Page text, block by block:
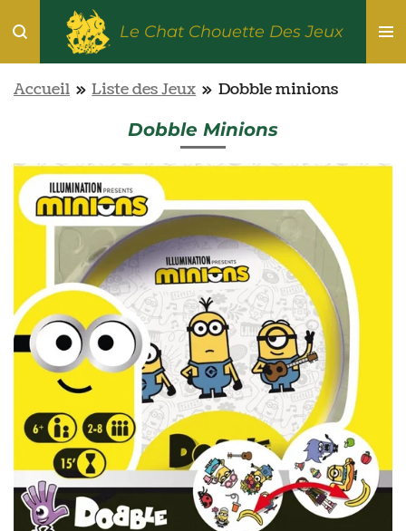
Passer
contenu
principal
Le Chat Chouette Des Jeux
Accueil » Liste des Jeux » Dobble minions
Dobble Minions